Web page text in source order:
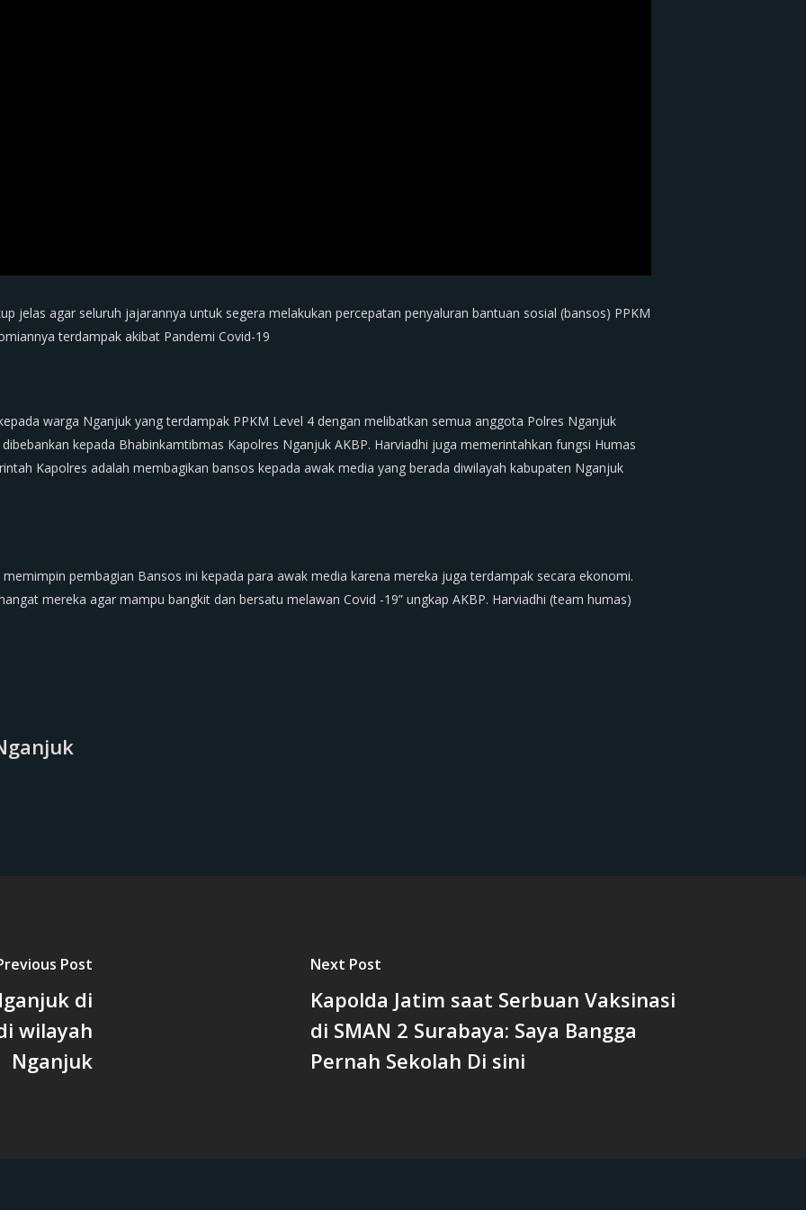
jelas agar seluruh jajarannya untuk segera melakukan percepatan penyaluran bantuan sosial (bansos) PPKM
terdampak akibat Pandemi Covid-19
warga Nganjuk yang terdampak PPKM Level 4 dengan melibatkan semua anggota Polres Nganjuk
kepada Bhabinkamtibmas Kapolres Nganjuk AKBP. Harviadhi juga memerintahkan fungsi Humas
Kapolres adalah membagikan bansos kepada awak media yang berada diwilayah kabupaten Nganjuk
pembagian Bansos ini kepada para awak media karena mereka juga terdampak secara ekonomi.
mereka agar mampu bangkit dan bersatu melawan Covid -19” ungkap AKBP. Harviadhi (team humas)
Post
di
wilayah
Nganjuk
Next Post
Kapolda Jatim saat Serbuan Vaksinasi
di SMAN 2 Surabaya: Saya Bangga
Pernah Sekolah Di sini